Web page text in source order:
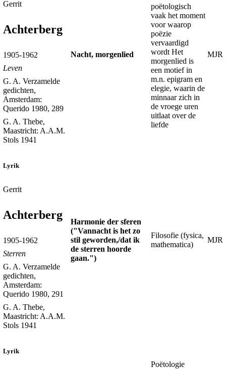
Gerrit
Achterberg
1905-1962
Leven
G. A. Verzamelde
gedichten,
Amsterdam:
Querido 1980, 289
G. A. Thebe,
Maastricht: A.A.M.
Stols 1941
Nacht, morgenlied
poëtologisch
vaak het moment
voor waarop
poëzie
vervaardigd
wordt Het
morgenlied is
een motief in
m.n. epigram en
elegie, waarin de
minnaar zich in
de vroege uren
uitlaat over de
liefde
MJR
Lyrik
Gerrit
Achterberg
1905-1962
Sterren
G. A. Verzamelde
gedichten,
Amsterdam:
Querido 1980, 291
G. A. Thebe,
Maastricht: A.A.M.
Stols 1941
Harmonie der sferen
("Vannacht is het zo
stil geworden,/dat ik
de sterren hoorde
gaan.")
Filosofie (fysica,
mathematica)
MJR
Lyrik
Poëtologie